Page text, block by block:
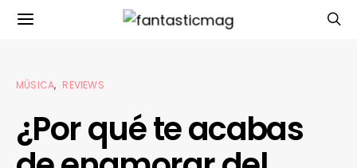
MÚSICA REVIEWS
¿Por qué te acabas